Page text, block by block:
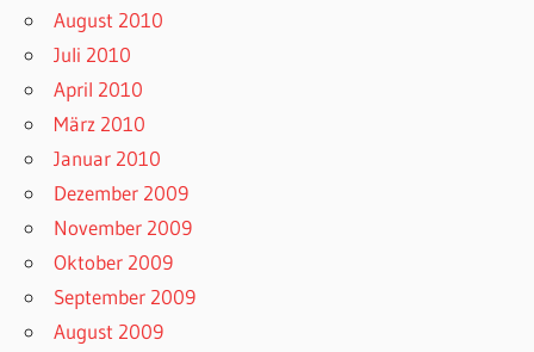
August 2010
Juli 2010
April 2010
März 2010
Januar 2010
Dezember 2009
November 2009
Oktober 2009
September 2009
August 2009